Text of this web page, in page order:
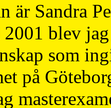
är Sandra
2001 blev
som
på